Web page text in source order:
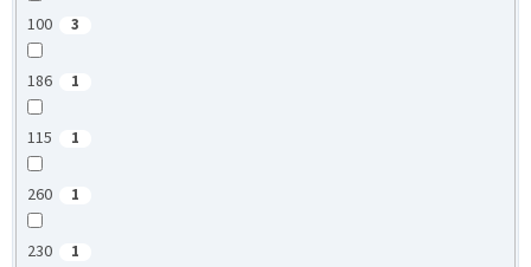
100 3
186 1
115 1
260 1
230 1